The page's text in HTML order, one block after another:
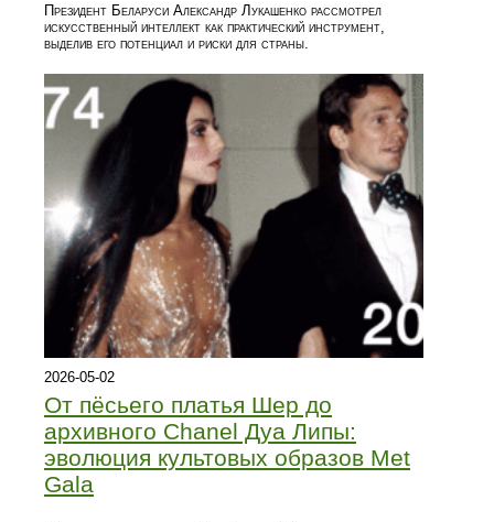
Президент Беларуси Александр Лукашенко рассмотрел
искусственный интеллект как практический инструмент,
выделив его потенциал и риски для страны.
2026-05-02
От пёсьего платья Шер до
архивного Chanel Дуа Липы:
эволюция культовых образов Met
Gala